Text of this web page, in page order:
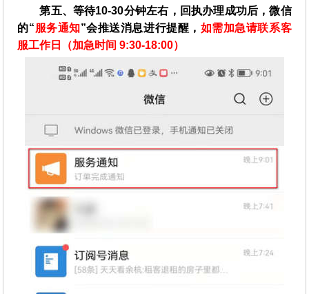
第五、等待10-30分钟左右，回执办理成功后，微信
的“服务通知”会推送消息进行提醒， 如需加急请联系客
服工作日（加急时间 9:30-18:00）